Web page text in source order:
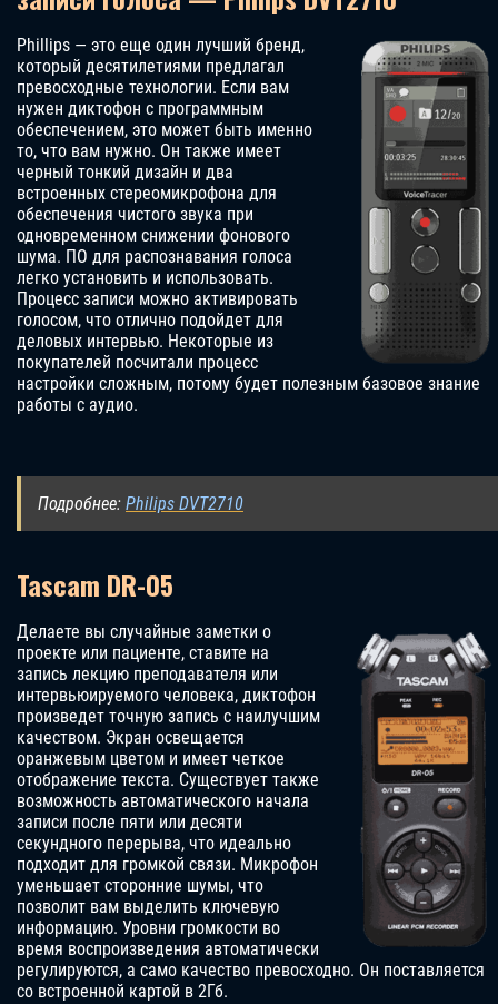
Phillips — это еще один лучший бренд,
который десятилетиями предлагал
превосходные технологии. Если вам
нужен диктофон с программным
обеспечением, это может быть именно
то, что вам нужно. Он также имеет
черный тонкий дизайн и два
встроенных стереомикрофона для
обеспечения чистого звука при
одновременном снижении фонового
шума. ПО для распознавания голоса
легко установить и использовать.
Процесс записи можно активировать
голосом, что отлично подойдет для
деловых интервью. Некоторые из
покупателей посчитали процесс
настройки сложным, потому будет полезным базовое знание
работы с аудио.
Подробнее: Philips DVT2710
Tascam DR-05
Делаете вы случайные заметки о
проекте или пациенте, ставите на
запись лекцию преподавателя или
интервьюируемого человека, диктофон
произведет точную запись с наилучшим
качеством. Экран освещается
оранжевым цветом и имеет четкое
отображение текста. Существует также
возможность автоматического начала
записи после пяти или десяти
секундного перерыва, что идеально
подходит для громкой связи. Микрофон
уменьшает сторонние шумы, что
позволит вам выделить ключевую
информацию. Уровни громкости во
время воспроизведения автоматически
регулируются, а само качество превосходно. Он поставляется
со встроенной картой в 2Гб.